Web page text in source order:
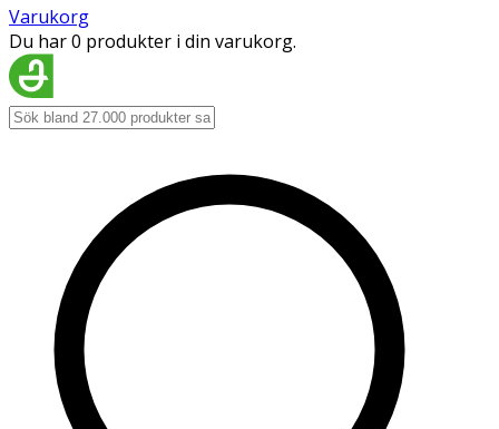
Varukorg
Du har 0 produkter i din varukorg.